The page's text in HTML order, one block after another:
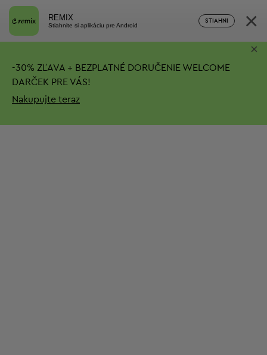
REMIX
Stiahnite si aplikáciu pre Android
STIAHNI ×
-30% ZĽAVA + BEZPLATNÉ DORUČENIE WELCOME
DARČEK PRE VÁS!
Nakupujte teraz
×